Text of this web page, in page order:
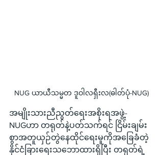
NUG ယာယီသမ္မတ ဒူဝါလရှီးလ(ဓါတ်ပုံ-NUG)
အမျိုးသားညီညွတ်ရေးအစိုးရအဖွဲ့-
NUGဟာ တရုတ်နဲ့ပတ်သက်ရင် ငြိမ်းချမ်း
စွာအတူယှဉ်တွဲနေထိုင်ရေးမူကိုအခြေခံတဲ့
နိုင်ငံခြားရေးသဘောထားရှိပြီး တရုတ်ရဲ့